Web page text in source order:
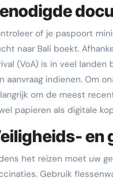
of je paspoort
naar Bali boekt.
(VoA) is in veel
aanvraag indienen. Om
om de meest
papieren als digitale
en
het reizen moet uw
Gebruik